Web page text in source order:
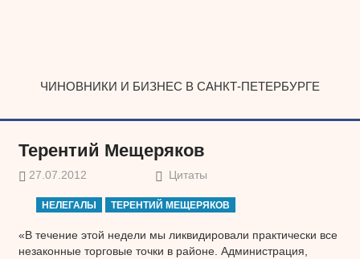
ЧИНОВНИКИ И БИЗНЕС В САНКТ-ПЕТЕРБУРГЕ
Терентий Мещеряков
27.07.2012 Цитаты
НЕЛЕГАЛЫ ТЕРЕНТИЙ МЕЩЕРЯКОВ
«В течение этой недели мы ликвидировали практически все
незаконные торговые точки в районе. Администрация,